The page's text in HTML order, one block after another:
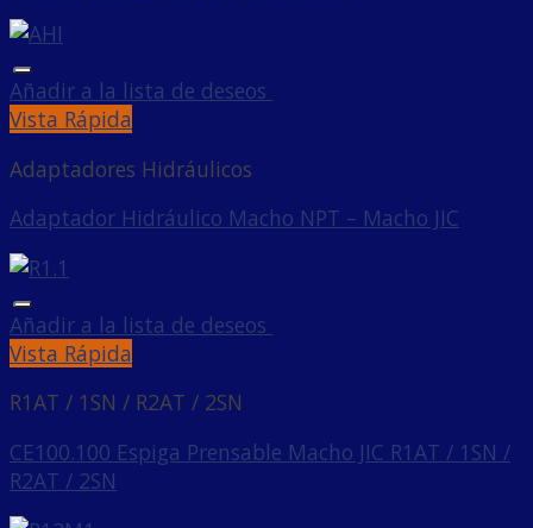
Añadir a la lista de deseos
Vista Rápida
Adaptadores Hidráulicos
Adaptador Hidráulico Macho NPT – Macho JIC
Añadir a la lista de deseos
Vista Rápida
R1AT / 1SN / R2AT / 2SN
CE100.100 Espiga Prensable Macho JIC R1AT / 1SN /
R2AT / 2SN